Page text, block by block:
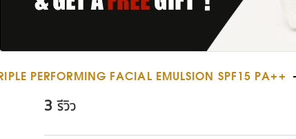
PERFORMING FACIAL EMULSION SPF15 PA++
3 รีวิว